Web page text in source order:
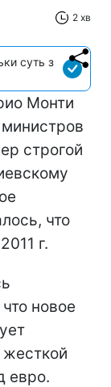
2 хв
суть з
Монти
строгой
что
г.
новое
евро.